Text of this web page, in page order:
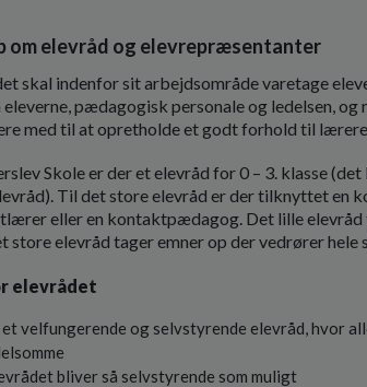
om elevråd og elevrepræsentanter
skal indenfor sit arbejdsområde varetage
eleverne, pædagogisk personale og ledelsen,
med til at opretholde et godt forhold til
Skole er der et elevråd for 0 – 3. klasse
Til det store elevråd er der tilknyttet en
eller en kontaktpædagog. Det lille
store elevråd tager emner op der vedrører hele
elevrådet
velfungerende og selvstyrende elevråd, hvor
bliver så selvstyrende som muligt